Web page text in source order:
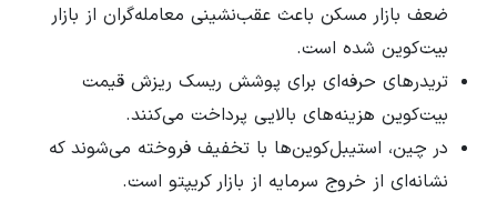
ضعف بازار مسکن باعث عقب‌نشینی معامله‌گران از بازار
بیت‌کوین شده است.
تریدرهای حرفه‌ای برای پوشش ریسک ریزش قیمت
بیت‌کوین هزینه‌های بالایی پرداخت می‌کنند.
در چین، استیبل‌کوین‌ها با تخفیف فروخته می‌شوند که
نشانه‌ای از خروج سرمایه از بازار کریپتو است.